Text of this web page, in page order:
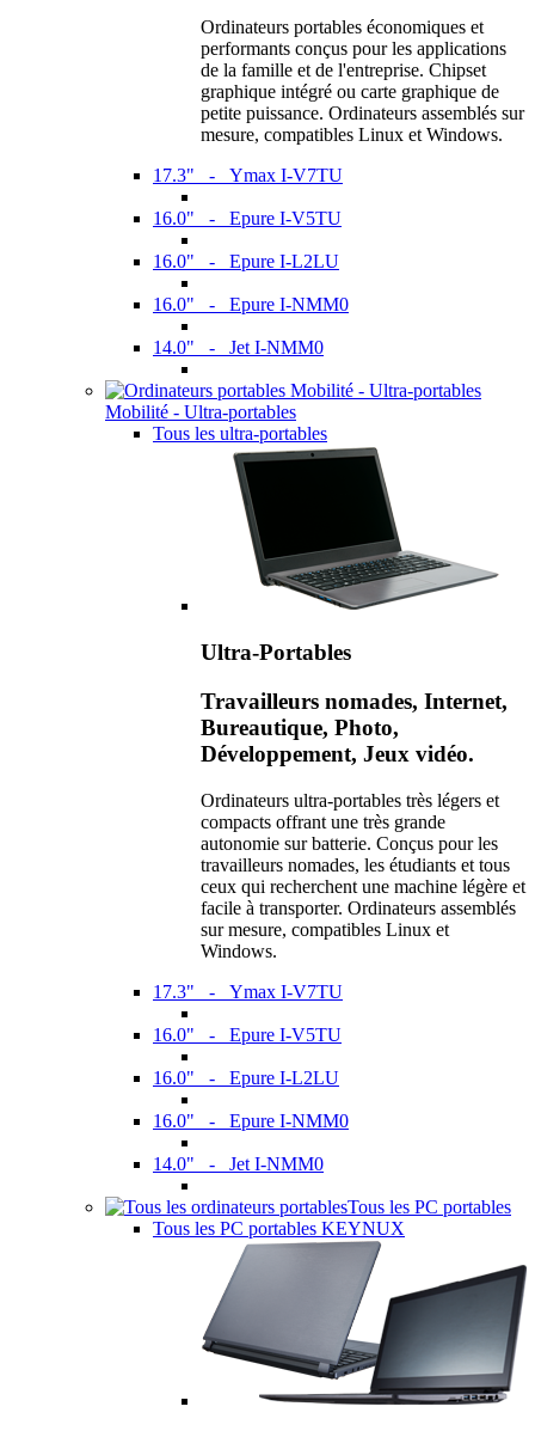
Ordinateurs portables économiques et
performants conçus pour les applications
de la famille et de l'entreprise. Chipset
graphique intégré ou carte graphique de
petite puissance. Ordinateurs assemblés sur
mesure, compatibles Linux et Windows.
17.3" - Ymax I-V7TU
16.0" - Epure I-V5TU
16.0" - Epure I-L2LU
16.0" - Epure I-NMM0
14.0" - Jet I-NMM0
Mobilité - Ultra-portables
Tous les ultra-portables
Ultra-Portables
Travailleurs nomades, Internet,
Bureautique, Photo,
Développement, Jeux vidéo.
Ordinateurs ultra-portables très légers et
compacts offrant une très grande
autonomie sur batterie. Conçus pour les
travailleurs nomades, les étudiants et tous
ceux qui recherchent une machine légère et
facile à transporter. Ordinateurs assemblés
sur mesure, compatibles Linux et
Windows.
17.3" - Ymax I-V7TU
16.0" - Epure I-V5TU
16.0" - Epure I-L2LU
16.0" - Epure I-NMM0
14.0" - Jet I-NMM0
Tous les PC portables
Tous les PC portables KEYNUX